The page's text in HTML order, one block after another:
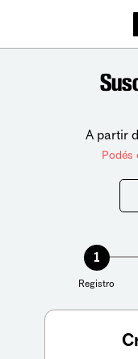
A partir
Podés
1
Registro